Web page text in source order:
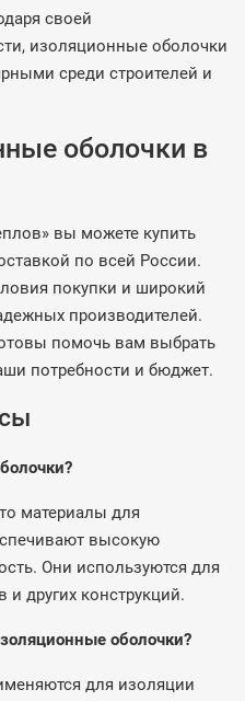
своей
изоляционные оболочки
среди строителей и
оболочки в
вы можете купить
по всей России.
покупки и широкий
производителей.
помочь вам выбрать
потребности и бюджет.
материалы для
высокую
Они используются для
и других конструкций.
оболочки?
для изоляции